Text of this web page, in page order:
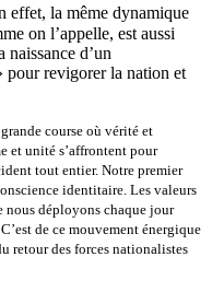
effet, la même dynamique
on l’appelle, est aussi
naissance d’un
pour revigorer la nation et
course où vérité et
et unité s’affrontent pour
tout entier. Notre premier
identitaire. Les valeurs
nous déployons chaque jour
de ce mouvement énergique
retour des forces nationalistes